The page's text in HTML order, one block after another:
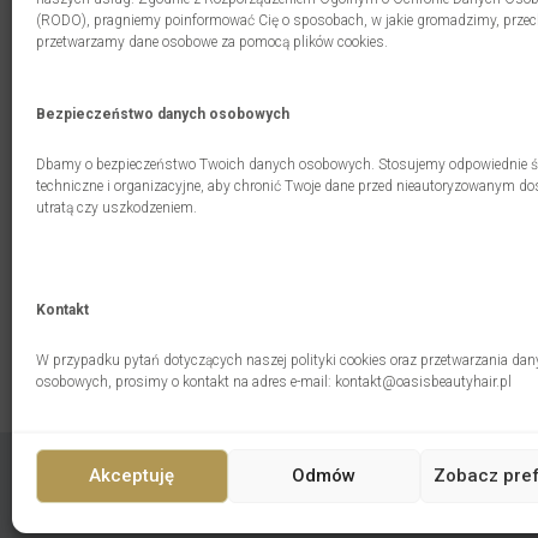
(RODO), pragniemy poinformować Cię o sposobach, w jakie gromadzimy,
przetwarzamy dane osobowe za pomocą plików cookies.
Bezpieczeństwo danych osobowych
Dbamy o bezpieczeństwo Twoich danych osobowych. Stosujemy odpowiednie
techniczne i organizacyjne, aby chronić Twoje dane przed nieautoryzowanym
utratą czy uszkodzeniem.
Kontakt
W przypadku pytań dotyczących naszej polityki cookies oraz przetwarzania
osobowych, prosimy o kontakt na adres e-mail: kontakt@oasisbeautyhair.pl
Akceptuję Odmów Zobacz
Voucher o przedłużonym terminie
rezerwacji na 24 godziny przed umówioną
Niniejszy regulamin jest udostępniany na
zamówienia Kupujący oświadcza, iż zapoznał
© Copyright 2025 OASIS BEAUTY & HAIR · Created by